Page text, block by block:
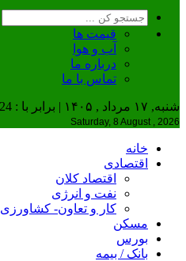
قیمت ها
آب و هوا
درباره ما
تماس با ما
شنبه, ۱۷ مرداد , ۱۴۰۵ | برابر با : 24 صفر 1448
Saturday, 8 August , 2026
خانه
اقتصادی
اقتصاد کلان
نفت و انرژی
کار و تعاون- کشاورزی
مسکن
بورس
بانک / بیمه